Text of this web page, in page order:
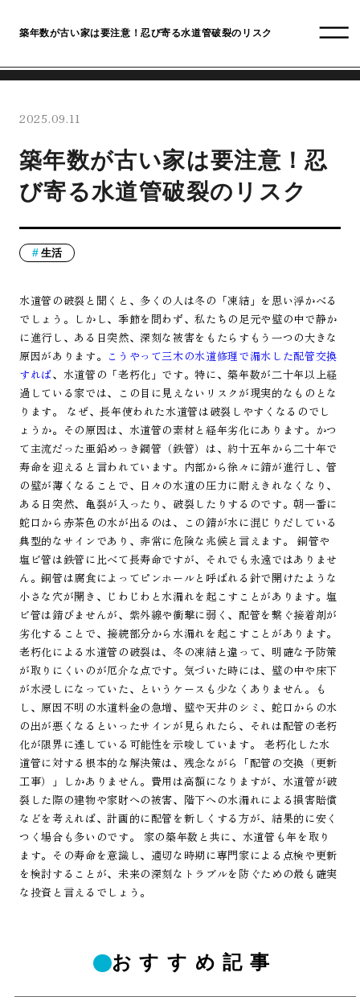
築年数が古い家は要注意！忍び寄る水道管破裂のリスク
2025.09.11
築年数が古い家は要注意！忍
び寄る水道管破裂のリスク
生活
水道管の破裂と聞くと、多くの人は冬の「凍結」を思い浮かべる
でしょう。しかし、季節を問わず、私たちの足元や壁の中で静か
に進行し、ある日突然、深刻な被害をもたらすもう一つの大きな
原因があります。 こうやって三木の水道修理で漏水した配管交換
すれば、水道管の「老朽化」です。特に、築年数が二十年以上経
過している家では、この目に見えないリスクが現実的なものとな
ります。 なぜ、長年使われた水道管は破裂しやすくなるのでし
ょうか。その原因は、水道管の素材と経年劣化にあります。かつ
て主流だった亜鉛めっき鋼管（鉄管）は、約十五年から二十年で
寿命を迎えると言われています。内部から徐々に錆が進行し、管
の壁が薄くなることで、日々の水道の圧力に耐えきれなくなり、
ある日突然、亀裂が入ったり、破裂したりするのです。朝一番に
蛇口から赤茶色の水が出るのは、この錆が水に混じりだしている
典型的なサインであり、非常に危険な兆候と言えます。 銅管や
塩ビ管は鉄管に比べて長寿命ですが、それでも永遠ではありませ
ん。銅管は腐食によってピンホールと呼ばれる針で開けたような
小さな穴が開き、じわじわと水漏れを起こすことがあります。塩
ビ管は錆びませんが、紫外線や衝撃に弱く、配管を繋ぐ接着剤が
劣化することで、接続部分から水漏れを起こすことがあります。
老朽化による水道管の破裂は、冬の凍結と違って、明確な予防策
が取りにくいのが厄介な点です。気づいた時には、壁の中や床下
が水浸しになっていた、というケースも少なくありません。も
し、原因不明の水道料金の急増、壁や天井のシミ、蛇口からの水
の出が悪くなるといったサインが見られたら、それは配管の老朽
化が限界に達している可能性を示唆しています。 老朽化した水
道管に対する根本的な解決策は、残念ながら「配管の交換（更新
工事）」しかありません。費用は高額になりますが、水道管が破
裂した際の建物や家財への被害、階下への水漏れによる損害賠償
などを考えれば、計画的に配管を新しくする方が、結果的に安く
つく場合も多いのです。 家の築年数と共に、水道管も年を取り
ます。その寿命を意識し、適切な時期に専門家による点検や更新
を検討することが、未来の深刻なトラブルを防ぐための最も確実
な投資と言えるでしょう。
おすすめ記事